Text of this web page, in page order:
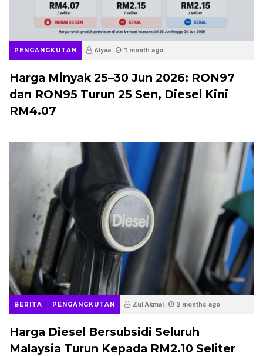
PENGANGKUTAN Alyaa 1 month ago
Harga Minyak 25–30 Jun 2026: RON97
dan RON95 Turun 25 Sen, Diesel Kini
RM4.07
BERITA PENGANGKUTAN Zul Akmal 2 months ago
Harga Diesel Bersubsidi Seluruh
Malaysia Turun Kepada RM2.10 Seliter